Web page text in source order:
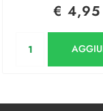
€ 4,95